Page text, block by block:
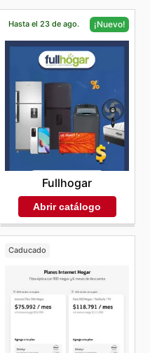
Hasta el 23 de ago. ¡Nuevo!
Fullhogar
Abrir catálogo
Caducado